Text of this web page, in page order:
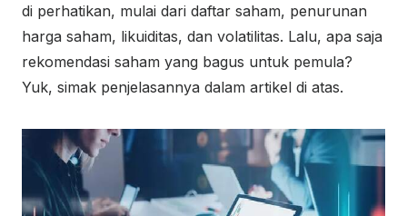
di perhatikan, mulai dari daftar saham, penurunan
harga saham, likuiditas, dan volatilitas. Lalu, apa saja
rekomendasi saham yang bagus untuk pemula?
Yuk, simak penjelasannya dalam artikel di atas.